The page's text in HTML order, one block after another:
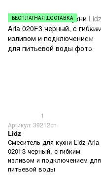
БЕСПЛАТНАЯ ДОСТАВКА
1
Артикул: 39212сп
Lidz
Смеситель для кухни Lidz Aria
020F3 черный, с гибким
изливом и подключением для
питьевой воды